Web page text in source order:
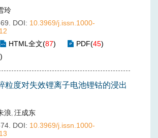
玲
DOI: 10.3969/j.issn.1000-
HTML全文(87) PDF(45)
)
粒度对失效锂离子电池锂钴的浸出
浪, 汪成东
DOI: 10.3969/j.issn.1000-